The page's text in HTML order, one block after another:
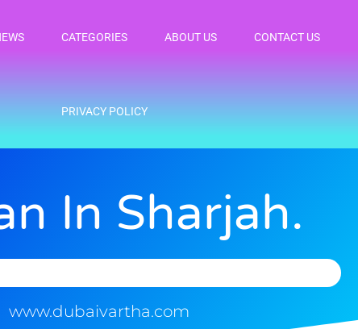
CATEGORIES ABOUT US CONTACT US
PRIVACY POLICY
In Sharjah.
www.dubaivartha.com